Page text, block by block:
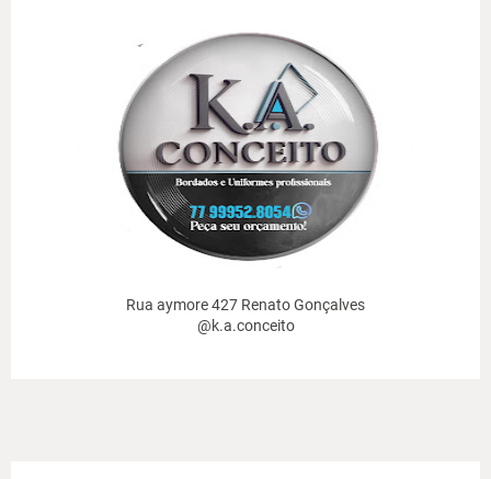
Rua aymore 427 Renato Gonçalves
@k.a.conceito